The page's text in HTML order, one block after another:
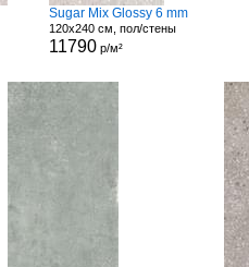
Sugar Mix Glossy 6 mm
120x240 см, пол/стены
11790 р/м²